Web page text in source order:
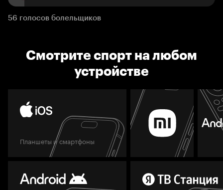
56 голосов болельщиков
Смотрите спорт на любом
устройстве
Планшеты и смартфоны